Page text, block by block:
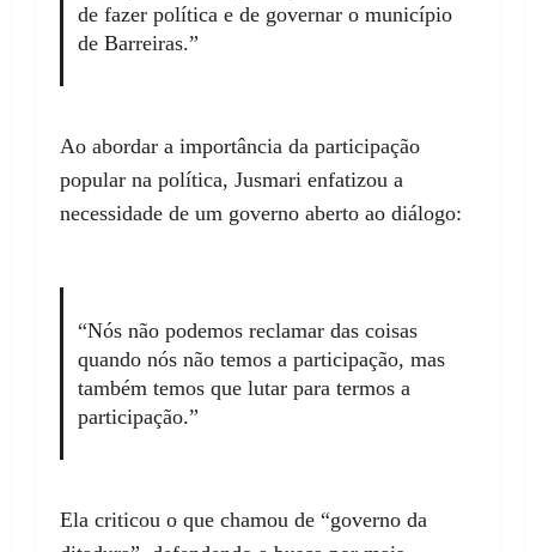
de fazer política e de governar o município
de Barreiras.”
Ao abordar a importância da participação
popular na política, Jusmari enfatizou a
necessidade de um governo aberto ao diálogo:
“Nós não podemos reclamar das coisas
quando nós não temos a participação, mas
também temos que lutar para termos a
participação.”
Ela criticou o que chamou de “governo da